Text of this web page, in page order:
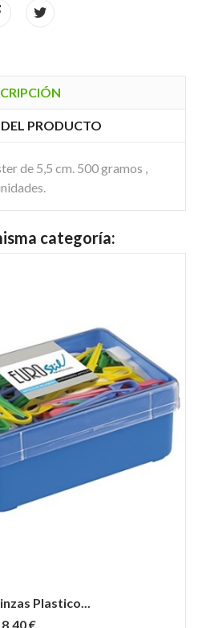
PRODUCTO
de 5,5 cm. 500 gramos ,
categoría:
Plastico...
8,40 €